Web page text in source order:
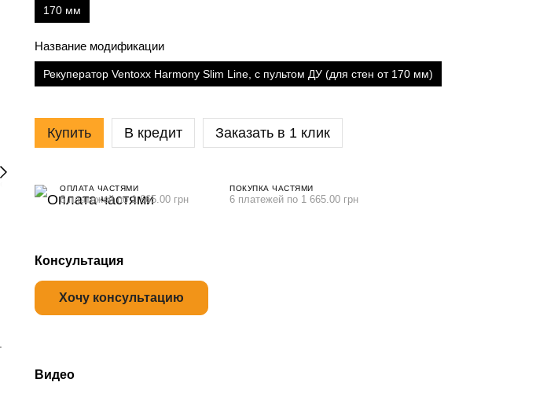
170 мм
Название модификации
Рекуператор Ventoxx Harmony Slim Line, с пультом ДУ (для стен от 170 мм)
Купить В кредит Заказать в 1 клик
ОПЛАТА ЧАСТЯМИ
6 платежей по 1 665.00 грн
ПОКУПКА ЧАСТЯМИ
6 платежей по 1 665.00 грн
Консультация
Видео